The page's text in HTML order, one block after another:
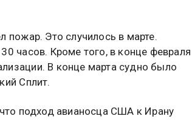
пожар. Это случилось в марте.
часов. Кроме того, в конце февраля
В конце марта судно было
Сплит.
подход авианосца США к Ирану